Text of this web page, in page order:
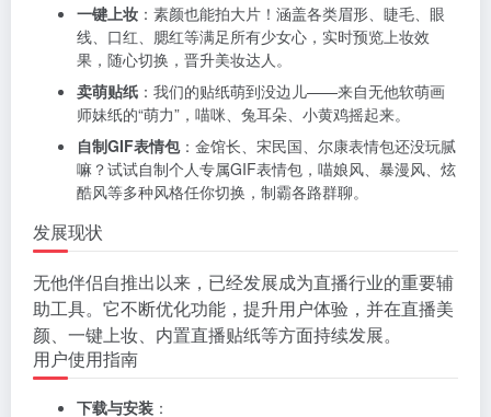
一键上妆 ：素颜也能拍大片！涵盖各类眉形、睫毛、眼
线、口红、腮红等满足所有少女心，实时预览上妆效
果，随心切换，晋升美妆达人。
卖萌贴纸 ：我们的贴纸萌到没边儿——来自无他软萌画
师妹纸的“萌力”，喵咪、兔耳朵、小黄鸡摇起来。
自制GIF表情包：金馆长、宋民国、尔康表情包还没玩腻
嘛？试试自制个人专属GIF表情包，喵娘风、暴漫风、炫
酷风等多种风格任你切换，制霸各路群聊。
发展现状
无他伴侣自推出以来，已经发展成为直播行业的重要辅
助工具。它不断优化功能，提升用户体验，并在直播美
颜、一键上妆、内置直播贴纸等方面持续发展。
用户使用指南
下载与安装 ：